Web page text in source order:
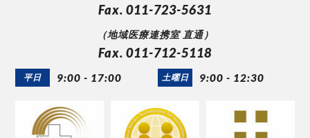
Fax. 011-723-5631
（地域医療連携室 直通）
Fax. 011-712-5118
平日 9:00 - 17:00 土曜日 9:00 - 12:30